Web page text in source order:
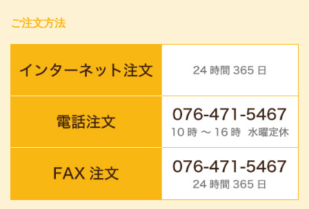
ご注文方法